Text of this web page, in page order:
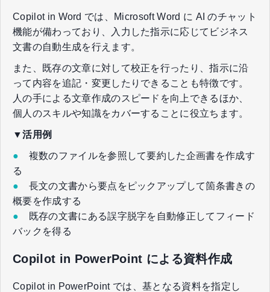
Copilot in Word では、Microsoft Word に AI のチャット
機能が備わっており、入力した指示に応じてビジネス
文書の自動生成を行えます。
また、既存の文章に対して校正を行ったり、指示に沿
って内容を追記・変更したりできることも特徴です。
人の手による文章作成のスピードを向上できるほか、
個人のスキルや知識をカバーすることに役立ちます。
▼活用例
● 複数のファイルを参照して要約した企画書を作成す
る
● 長文の文書から要点をピックアップして箇条書きの
概要を作成する
● 既存の文書にある誤字脱字を自動修正してフィード
バックを得る
Copilot in PowerPoint による資料作成
Copilot in PowerPoint では、基となる資料を指定し